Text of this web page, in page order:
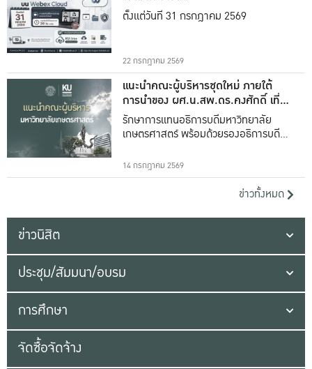
ตั้งแต่วันที่ 31 กรกฎาคม 2569
22 กรกฎาคม 2569
แนะนำคณะผู้บริหารชุดใหม่ ภายใต้
การนำของ ผศ.น.สพ.ดร.คงศักดิ์ เที่ยง
ธรรม
รักษาการแทนอธิการบดีมหาวิทยาลัย
เกษตรศาสตร์ พร้อมด้วยรองอธิการบดีทั้ง
14 กรกฎาคม 2569
ข่าวทั้งหมด
ข่าวนิสิต
ประชุม/สัมมนา/อบรม
การศึกษา
จัดซื้อจัดจ้าง